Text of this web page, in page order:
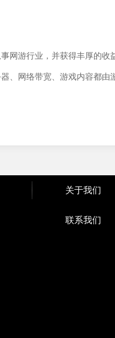
网游行业，并获得丰厚的收
、网络带宽、游戏内容都由
关于我们
联系我们